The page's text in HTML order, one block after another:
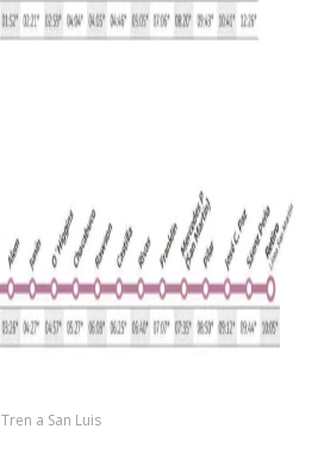
Tren a San Luis